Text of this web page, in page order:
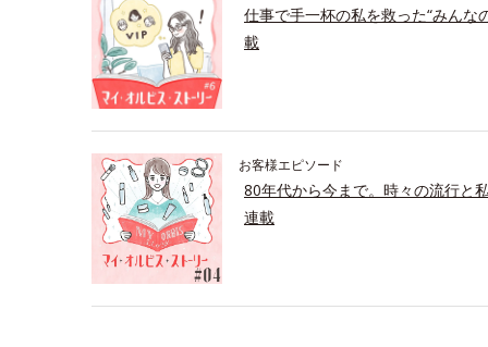
仕事で手一杯の私を救った“みんな
載
お客様エピソード
80年代から今まで。時々の流行と
連載